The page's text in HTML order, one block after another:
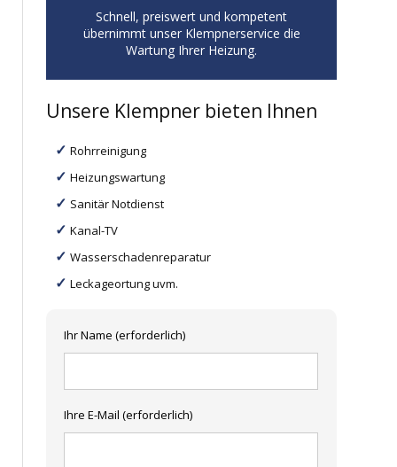
Schnell, preiswert und kompetent
übernimmt unser Klempnerservice die
Wartung Ihrer Heizung.
Unsere Klempner bieten Ihnen
Rohrreinigung
Heizungswartung
Sanitär Notdienst
Kanal-TV
Wasserschadenreparatur
Leckageortung uvm.
Ihr Name (erforderlich)
Ihre E-Mail (erforderlich)